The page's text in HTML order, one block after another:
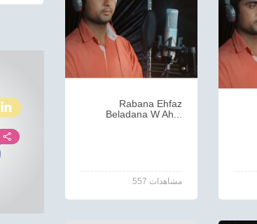
Rabana Ehfaz
Beladana W Ah...
557 مشاهدات